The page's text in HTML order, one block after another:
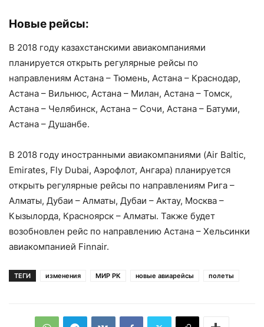
Новые рейсы:
В 2018 году казахстанскими авиакомпаниями
планируется открыть регулярные рейсы по
направлениям Астана – Тюмень, Астана – Краснодар,
Астана – Вильнюс, Астана – Милан, Астана – Томск,
Астана – Челябинск, Астана – Сочи, Астана – Батуми,
Астана – Душанбе.
В 2018 году иностранными авиакомпаниями (Air Baltic,
Emirates, Fly Dubai, Аэрофлот, Ангара) планируется
открыть регулярные рейсы по направлениям Рига –
Алматы, Дубаи – Алматы, Дубаи – Актау, Москва –
Кызылорда, Красноярск – Алматы. Также будет
возобновлен рейс по направлению Астана – Хельсинки
авиакомпанией Finnаir.
ТЕГИ изменения МИР РК новые авиарейсы полеты